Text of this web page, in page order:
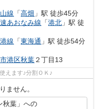
線 「高畑 」駅 徒歩45分
あおなみ線 「港北 」駅 徒
線 「東海通 」駅 徒歩54分
港区秋葉２丁目13
えます♪分割ＯＫ♪
ません。
秋葉」への